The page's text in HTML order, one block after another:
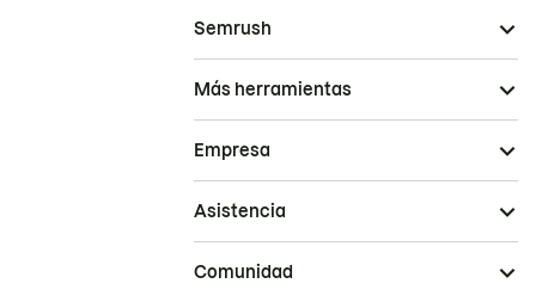
Semrush
Más herramientas
Empresa
Asistencia
Comunidad